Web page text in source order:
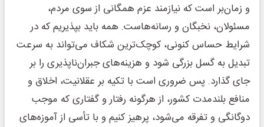
و زمان‌بر است که نیازمند عزم همگانی از سوی مردم،
مسئولان، نخبگان و رسانه‌هاست. همه باید بپذیریم که در
شرایط حساس کنونی، کوچک‌ترین شکاف می‌تواند به سرعت
تبدیل به گسل بزرگی شود و هزینه‌های جبران‌ناپذیری را بر
جای گذارد. پس ضروری است با تکیه بر عقلانیت، اخلاق و
منافع بلندمدت کشور، از هرگونه رفتار و گفتاری که موجب
دوگانگی و تفرقه می‌شود، پرهیز کنیم و با تأسی از آموزه‌های